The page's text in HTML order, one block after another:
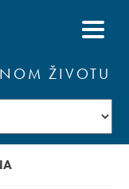
ŽIVOTU